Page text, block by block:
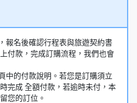
報名後確認行程表與旅遊契約書
付款，完成訂購流程，我們也會
中的付款說明。若您是訂購須立
完成 全額付款，若逾時未付，本
您的訂位。